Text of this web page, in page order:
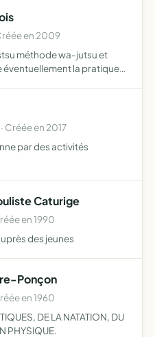
en 2009
méthode wa-jutsu et
la pratique
Créée en 2017
par des activités
Caturige
en 1990
des jeunes
Ponçon
en 1960
DE LA NATATION, DU
PHYSIQUE.